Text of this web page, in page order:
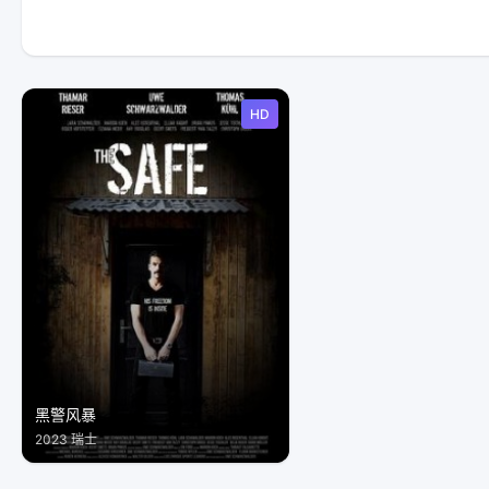
HD
黑警风暴
2023 瑞士